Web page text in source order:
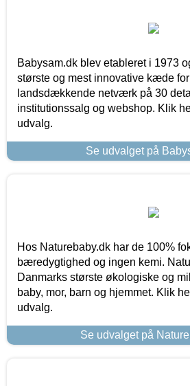
Babysam.dk blev etableret i 1973
største og mest innovative kæde
landsdækkende netværk på 30
institutionssalg og webshop. Klik
udvalg.
Se udvalget på
Hos Naturebaby.dk har de 100%
bæredygtighed og ingen kemi.
Danmarks største økologiske og
baby, mor, barn og hjemmet. Klik
udvalg.
Se udvalget på